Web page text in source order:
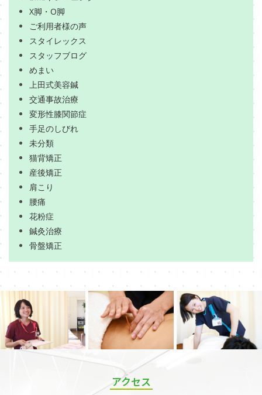
X脚・O脚
ご利用者様の声
スタイレックス
スタッフブログ
めまい
上田式美容鍼
交通事故治療
変形性膝関節症
手足のしびれ
未分類
猫背矯正
産後矯正
肩こり
腰痛
花粉症
鍼灸治療
骨盤矯正
アクセス